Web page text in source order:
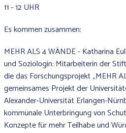
11 - 12 UHR
Es kommen zusammen:
MEHR ALS 4 WÄNDE - Katharina
und Soziologin: Mitarbeiterin der
die das Forschungsprojekt „MEHR
gemeinsames Projekt der
Alexander-Universität Erlangen-
kommunale Unterbringung von
Konzepte für mehr Teilhabe und